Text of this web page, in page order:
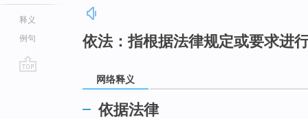
释义
例句
依法：指根据法律规定或要求进
网络释义
依据法律